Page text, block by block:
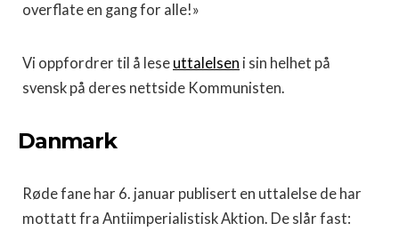
overflate en gang for alle!»
Vi oppfordrer til å lese uttalelsen i sin helhet på
svensk på deres nettside Kommunisten.
Danmark
Røde fane har 6. januar publisert en uttalelse de har
mottatt fra Antiimperialistisk Aktion. De slår fast: